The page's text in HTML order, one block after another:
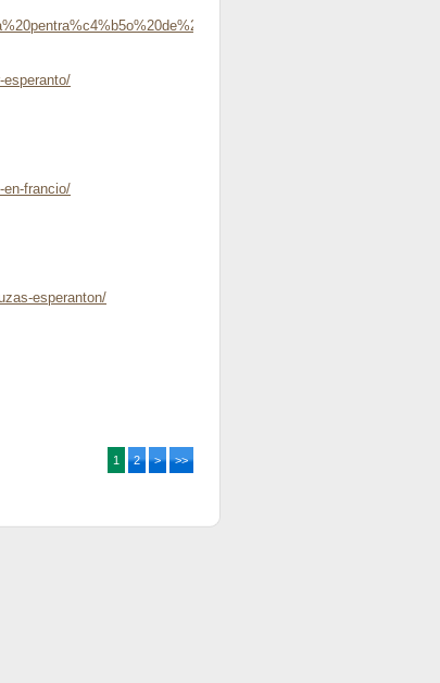
esperanto/
en-francio/
esperanton/
1 2 > >>